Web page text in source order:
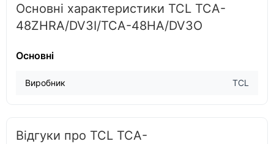
Основні характеристики TCL TCA-
48ZHRA/DV3I/TCA-48HA/DV3O
Основні
Виробник TCL
Відгуки про TCL TCA-